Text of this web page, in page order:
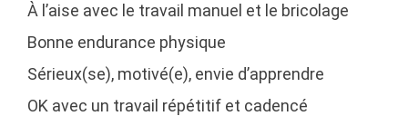
À l’aise avec le travail manuel et le bricolage
Bonne endurance physique
Sérieux(se), motivé(e), envie d’apprendre
OK avec un travail répétitif et cadencé